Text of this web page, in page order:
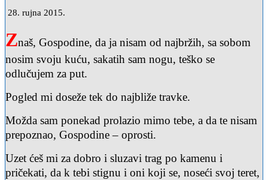
28. rujna 2015.
Znaš, Gospodine, da ja nisam od najbržih, sa sobom
nosim svoju kuću, sakatih sam nogu, teško se
odlučujem za put.
Pogled mi doseže tek do najbliže travke.
Možda sam ponekad prolazio mimo tebe, a da te nisam
prepoznao, Gospodine – oprosti.
Uzet ćeš mi za dobro i sluzavi trag po kamenu i
pričekati, da k tebi stignu i oni koji se, noseći svoj teret,